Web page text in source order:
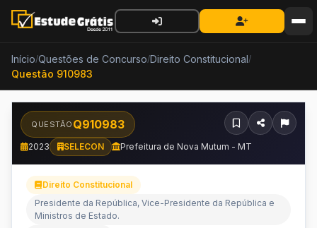
Início/Questões de Concurso/Direito Constitucional/
Questão 910983
QUESTÃO Q910983
2023 SELECON Prefeitura de Nova Mutum - MT
Direito Constitucional
Presidente da República, Vice-Presidente da República e
Ministros de Estado.